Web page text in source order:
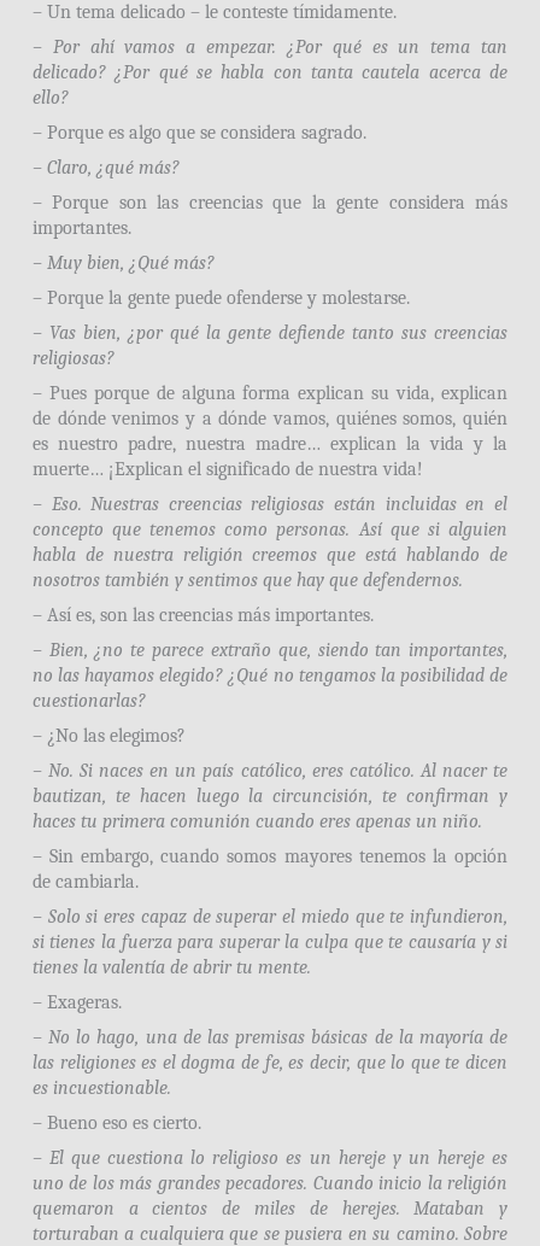
– Un tema delicado – le conteste tímidamente.
– Por ahí vamos a empezar. ¿Por qué es un tema tan
delicado? ¿Por qué se habla con tanta cautela acerca de
ello?
– Porque es algo que se considera sagrado.
– Claro, ¿qué más?
– Porque son las creencias que la gente considera más
importantes.
– Muy bien, ¿Qué más?
– Porque la gente puede ofenderse y molestarse.
– Vas bien, ¿por qué la gente defiende tanto sus creencias
religiosas?
– Pues porque de alguna forma explican su vida, explican
de dónde venimos y a dónde vamos, quiénes somos, quién
es nuestro padre, nuestra madre… explican la vida y la
muerte… ¡Explican el significado de nuestra vida!
– Eso. Nuestras creencias religiosas están incluidas en el
concepto que tenemos como personas. Así que si alguien
habla de nuestra religión creemos que está hablando de
nosotros también y sentimos que hay que defendernos.
– Así es, son las creencias más importantes.
– Bien, ¿no te parece extraño que, siendo tan importantes,
no las hayamos elegido? ¿Qué no tengamos la posibilidad de
cuestionarlas?
– ¿No las elegimos?
– No. Si naces en un país católico, eres católico. Al nacer te
bautizan, te hacen luego la circuncisión, te confirman y
haces tu primera comunión cuando eres apenas un niño.
– Sin embargo, cuando somos mayores tenemos la opción
de cambiarla.
– Solo si eres capaz de superar el miedo que te infundieron,
si tienes la fuerza para superar la culpa que te causaría y si
tienes la valentía de abrir tu mente.
– Exageras.
– No lo hago, una de las premisas básicas de la mayoría de
las religiones es el dogma de fe, es decir, que lo que te dicen
es incuestionable.
– Bueno eso es cierto.
– El que cuestiona lo religioso es un hereje y un hereje es
uno de los más grandes pecadores. Cuando inicio la religión
quemaron a cientos de miles de herejes. Mataban y
torturaban a cualquiera que se pusiera en su camino. Sobre